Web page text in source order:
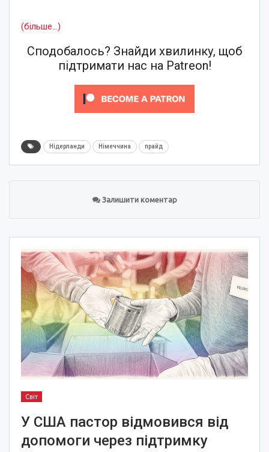
(більше…)
Сподобалось? Знайди хвилинку, щоб
підтримати нас на Patreon!
Нідерланди Німеччина прайд
Залишити коментар
Світ
У США пастор відмовився від
допомоги через підтримку